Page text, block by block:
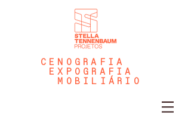
CENOGRAFIA
EXPOGRAFIA
MOBILIÁRIO